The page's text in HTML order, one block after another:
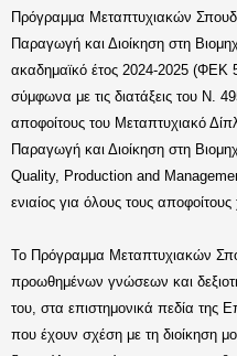
Πρόγραμμα Μεταπτυχιακών
Παραγωγή και Διοίκηση στη
ακαδημαϊκό έτος 2024-2025 (ΦΕΚ
σύμφωνα με τις διατάξεις του Ν.
αποφοίτους του Μεταπτυχιακό
Παραγωγή και Διοίκηση στη
Quality, Production and
ενιαίος για όλους τους αποφοίτους
Το Πρόγραμμα Μεταπτυχιακών
προωθημένων γνώσεων και
του, στα επιστημονικά πεδία της
που έχουν σχέση με τη διοίκηση